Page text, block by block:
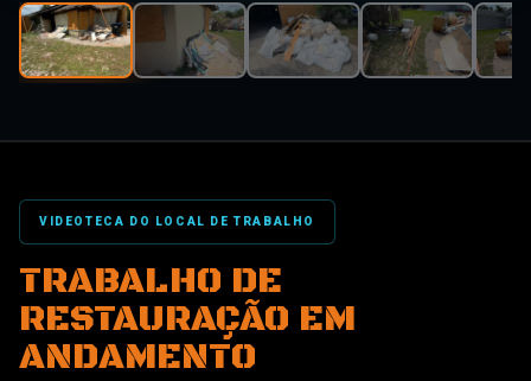
VIDEOTECA DO LOCAL DE TRABALHO
TRABALHO DE
RESTAURAÇÃO EM
ANDAMENTO